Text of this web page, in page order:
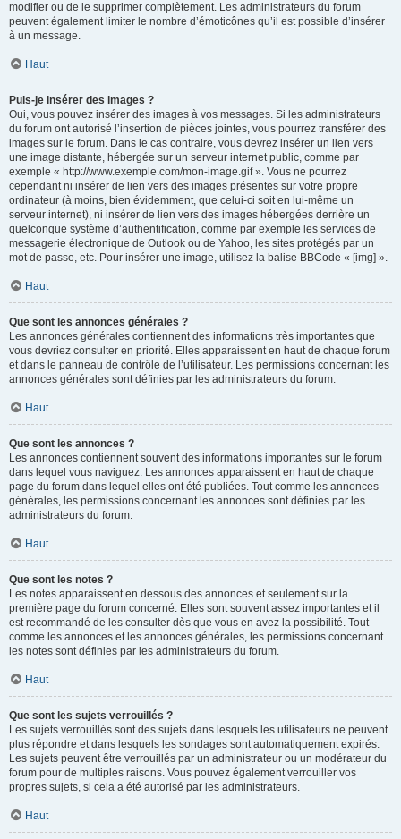
modifier ou de le supprimer complètement. Les administrateurs du forum
peuvent également limiter le nombre d’émoticônes qu’il est possible d’insérer
à un message.
Haut
Puis-je insérer des images ?
Oui, vous pouvez insérer des images à vos messages. Si les administrateurs
du forum ont autorisé l’insertion de pièces jointes, vous pourrez transférer des
images sur le forum. Dans le cas contraire, vous devrez insérer un lien vers
une image distante, hébergée sur un serveur internet public, comme par
exemple « http://www.exemple.com/mon-image.gif ». Vous ne pourrez
cependant ni insérer de lien vers des images présentes sur votre propre
ordinateur (à moins, bien évidemment, que celui-ci soit en lui-même un
serveur internet), ni insérer de lien vers des images hébergées derrière un
quelconque système d’authentification, comme par exemple les services de
messagerie électronique de Outlook ou de Yahoo, les sites protégés par un
mot de passe, etc. Pour insérer une image, utilisez la balise BBCode « [img] ».
Haut
Que sont les annonces générales ?
Les annonces générales contiennent des informations très importantes que
vous devriez consulter en priorité. Elles apparaissent en haut de chaque forum
et dans le panneau de contrôle de l’utilisateur. Les permissions concernant les
annonces générales sont définies par les administrateurs du forum.
Haut
Que sont les annonces ?
Les annonces contiennent souvent des informations importantes sur le forum
dans lequel vous naviguez. Les annonces apparaissent en haut de chaque
page du forum dans lequel elles ont été publiées. Tout comme les annonces
générales, les permissions concernant les annonces sont définies par les
administrateurs du forum.
Haut
Que sont les notes ?
Les notes apparaissent en dessous des annonces et seulement sur la
première page du forum concerné. Elles sont souvent assez importantes et il
est recommandé de les consulter dès que vous en avez la possibilité. Tout
comme les annonces et les annonces générales, les permissions concernant
les notes sont définies par les administrateurs du forum.
Haut
Que sont les sujets verrouillés ?
Les sujets verrouillés sont des sujets dans lesquels les utilisateurs ne peuvent
plus répondre et dans lesquels les sondages sont automatiquement expirés.
Les sujets peuvent être verrouillés par un administrateur ou un modérateur du
forum pour de multiples raisons. Vous pouvez également verrouiller vos
propres sujets, si cela a été autorisé par les administrateurs.
Haut